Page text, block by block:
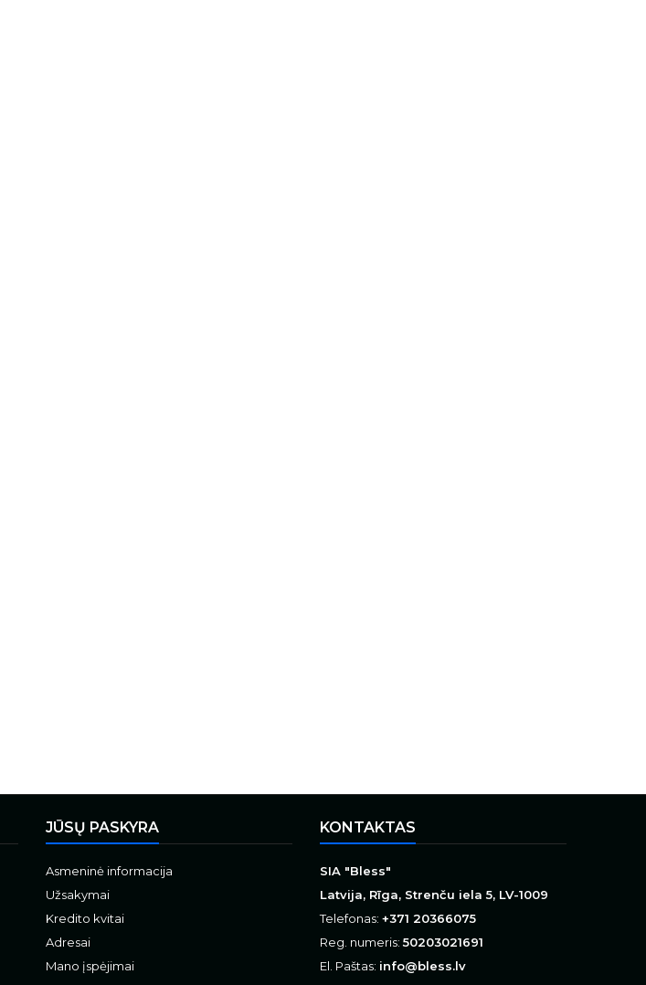
JŪSŲ PASKYRA
Asmeninė informacija
Užsakymai
Kredito kvitai
Adresai
Mano įspėjimai
KONTAKTAS
SIA "Bless"
Latvija, Rīga, Strenču iela 5, LV-1009
Telefonas: +371 20366075
Reg. numeris:50203021691
El. Paštas: info@bless.lv